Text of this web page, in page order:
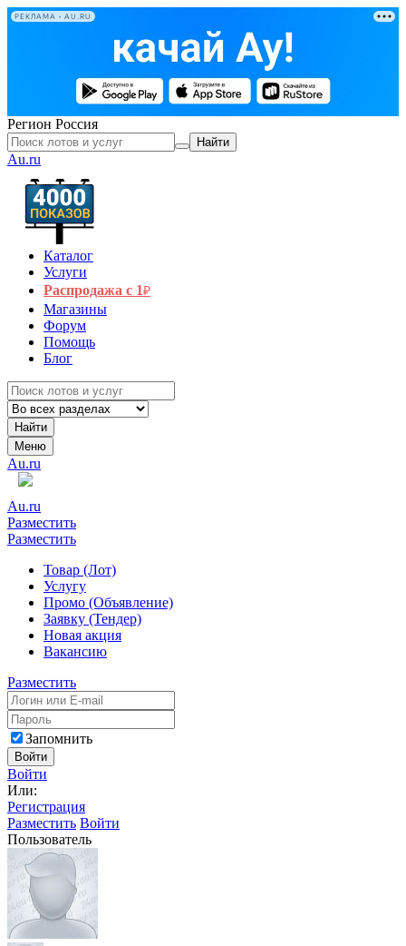
РЕКЛАМА • AU.RU
Регион Россия
Найти
Au.ru
Каталог
Услуги
Распродажа с 1₽
Магазины
Форум
Помощь
Блог
Найти
Меню
Au.ru
Au.ru
Разместить
Разместить
Товар (Лот)
Услугу
Промо (Объявление)
Заявку (Тендер)
Новая акция
Вакансию
Разместить
Запомнить
Войти
Войти
Или:
Регистрация
Разместить Войти
Пользователь